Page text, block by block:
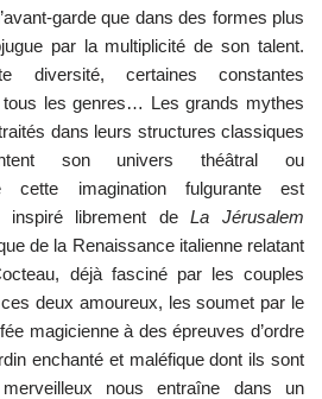
garde que dans des formes plus
par la multiplicité de son talent.
diversité, certaines constantes
les genres… Les grands mythes
dans leurs structures classiques
son univers théâtral ou
cette imagination fulgurante est
inspiré librement deLa Jérusalem
de la Renaissance italienne relatant
déjà fasciné par les couples
deux amoureux, les soumet par le
magicienne à des épreuves d’ordre
enchanté et maléfique dont ils sont
nous entraîne dans un